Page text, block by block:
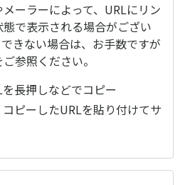
ーラーによって、URLにリン
で表示される場合がござい
きない場合は、お手数ですが
参照ください。
長押しなどでコピー
ピーしたURLを貼り付けてサ